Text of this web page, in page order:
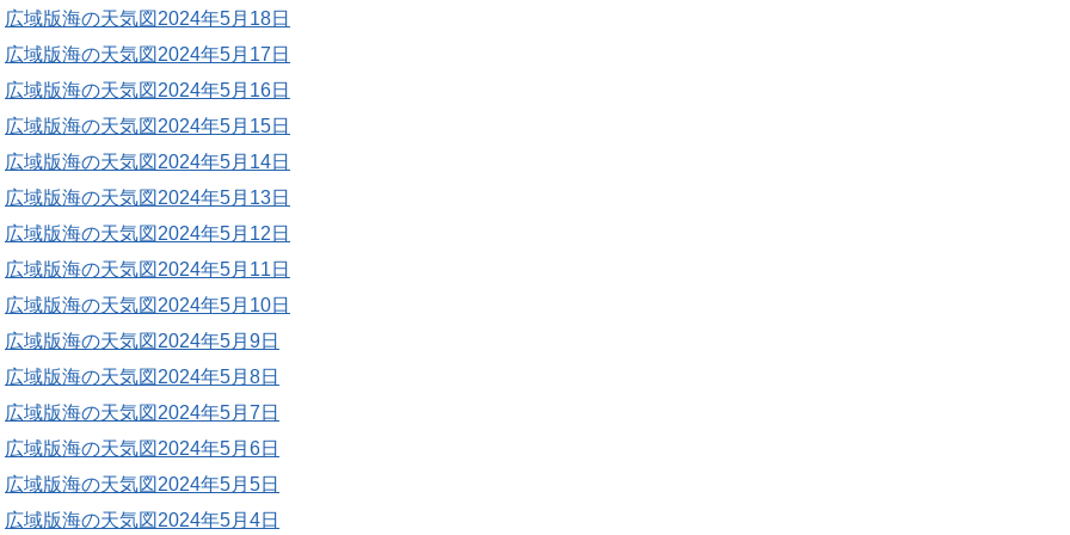
広域版海の天気図2024年5月18日
広域版海の天気図2024年5月17日
広域版海の天気図2024年5月16日
広域版海の天気図2024年5月15日
広域版海の天気図2024年5月14日
広域版海の天気図2024年5月13日
広域版海の天気図2024年5月12日
広域版海の天気図2024年5月11日
広域版海の天気図2024年5月10日
広域版海の天気図2024年5月9日
広域版海の天気図2024年5月8日
広域版海の天気図2024年5月7日
広域版海の天気図2024年5月6日
広域版海の天気図2024年5月5日
広域版海の天気図2024年5月4日